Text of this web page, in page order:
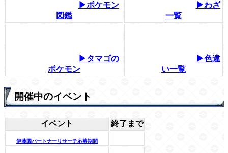
▶ポケモン
図鑑
▶わざ
一覧
▶タマゴの
ポケモン
▶色違
い一覧
開催中のイベント
イベント 終了まで
伊藤園パートナーリサーチ応募期間